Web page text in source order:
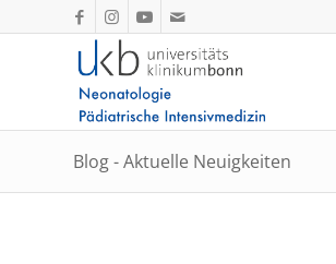
Blog - Aktuelle Neuigkeiten